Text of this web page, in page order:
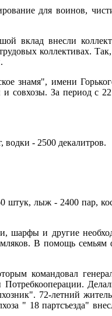
для воинов,
вклад внесли
коллективах.
знамя", имени
и совхозы. За период с
водки - 2500 декалитров.
штук, лыж - 2400 пар,
шарфы и другие
В помощь семьям
командовал
72-летний
" 18 партсъезда"